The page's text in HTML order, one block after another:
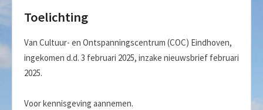
Toelichting
Van Cultuur- en Ontspanningscentrum (COC) Eindhoven,
ingekomen d.d. 3 februari 2025, inzake nieuwsbrief februari
2025.
Voor kennisgeving aannemen.